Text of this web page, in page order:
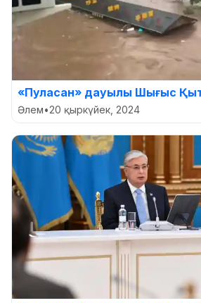
«Пуласан» дауылы Шығыс
Әлем•20 қыркүйек, 2024